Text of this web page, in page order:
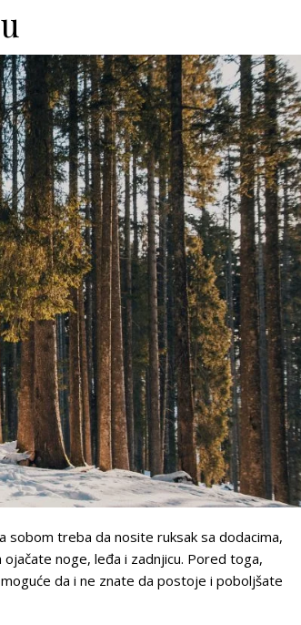
sobom treba da nosite ruksak sa dodacima,
noge, leđa i zadnjicu. Pored toga,
da i ne znate da postoje i poboljšate